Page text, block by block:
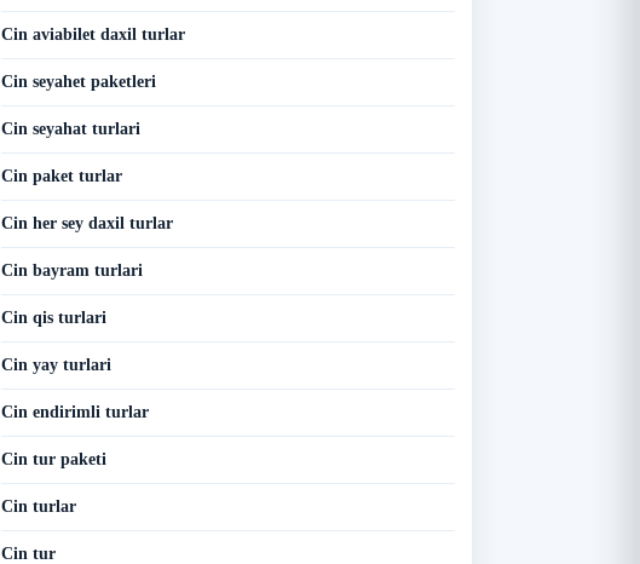
Cin aviabilet daxil turlar
Cin seyahet paketleri
Cin seyahat turlari
Cin paket turlar
Cin her sey daxil turlar
Cin bayram turlari
Cin qis turlari
Cin yay turlari
Cin endirimli turlar
Cin tur paketi
Cin turlar
Cin tur